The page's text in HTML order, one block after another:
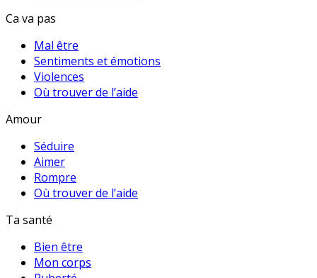
Ca va pas
Mal être
Sentiments et émotions
Violences
Où trouver de l’aide
Amour
Séduire
Aimer
Rompre
Où trouver de l’aide
Ta santé
Bien être
Mon corps